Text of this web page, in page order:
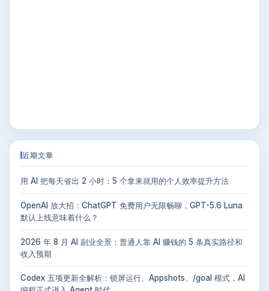
近期文章
用 AI 把每天省出 2 小时：5 个拿来就用的个人效率提升方法
OpenAI 放大招：ChatGPT 免费用户无限畅聊，GPT-5.6 Luna
默认上线意味着什么？
2026 年 8 月 AI 副业全景：普通人靠 AI 赚钱的 5 条真实路径和
收入预期
Codex 五项更新全解析：锁屏运行、Appshots、/goal 模式，AI